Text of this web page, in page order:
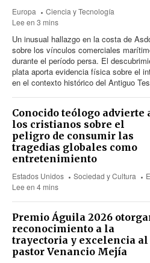
Europa
Ciencia y Tecnología
Lee en 3 mins
Un inusual hallazgo en la costa de
sobre los vínculos comerciales
durante el período persa. El
plata aporta evidencia física sobre el
en el contexto histórico del Antiguo
Conocido teólogo advierte
los cristianos sobre el
peligro de consumir las
tragedias globales como
entretenimiento
Estados Unidos Sociedad y Cultura
Lee en 4 mins
Premio Águila 2026
reconocimiento a la
trayectoria y excelencia al
pastor Venancio Mejía